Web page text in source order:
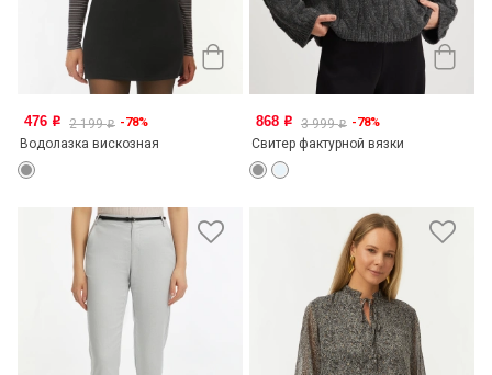
476 o 2 199o -78%
Водолазка вискозная
868 o 3 999o -78%
Свитер фактурной вязки